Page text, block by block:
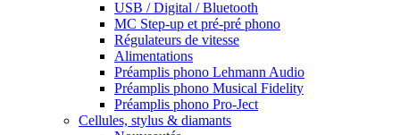
USB / Digital / Bluetooth
MC Step-up et pré-pré phono
Régulateurs de vitesse
Alimentations
Préamplis phono Lehmann Audio
Préamplis phono Musical Fidelity
Préamplis phono Pro-Ject
Cellules, stylus & diamants